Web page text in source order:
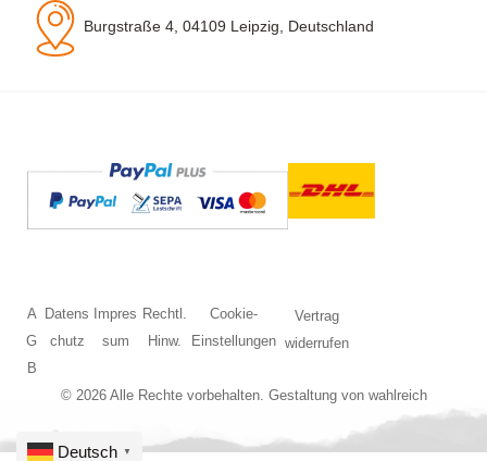
Burgstraße 4, 04109 Leipzig, Deutschland
© 2026 Alle Rechte vorbehalten. Gestaltung von wahlreich
A
G
B
Datens
chutz
Impres
sum
Rechtl.
Hinw.
Cookie-
Einstellungen
Vertrag
widerrufen
Deutsch ▼